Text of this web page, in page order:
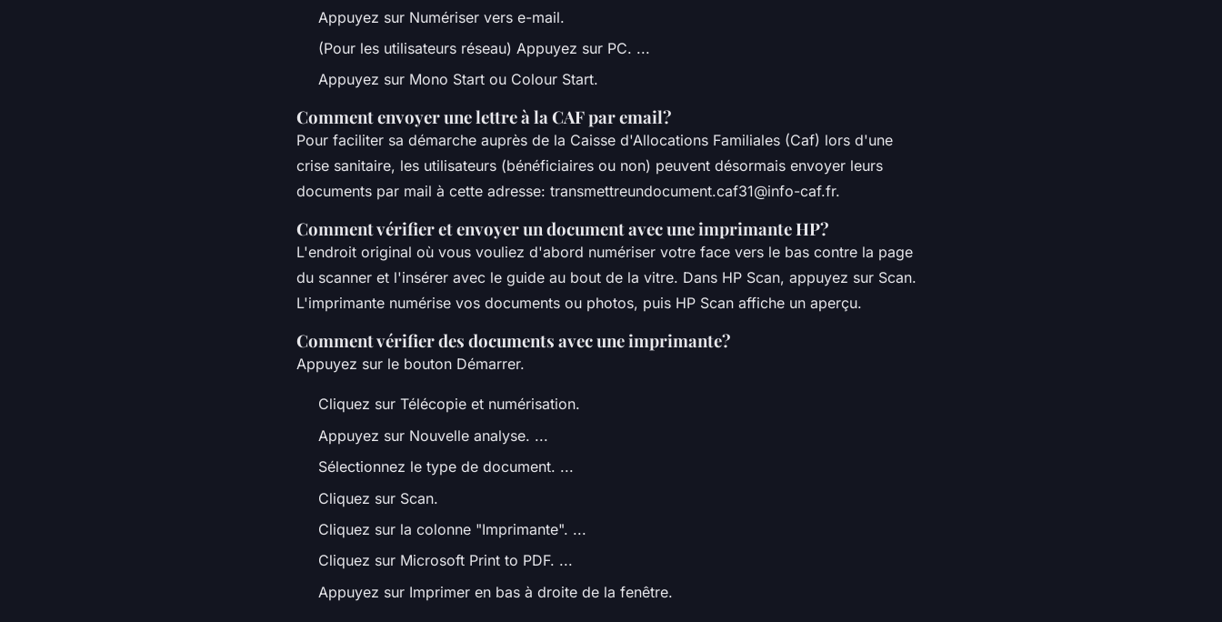
Appuyez sur Numériser vers e-mail.
(Pour les utilisateurs réseau) Appuyez sur PC. ...
Appuyez sur Mono Start ou Colour Start.
Comment envoyer une lettre à la CAF par email?
Pour faciliter sa démarche auprès de la Caisse d'Allocations Familiales (Caf) lors d'une
crise sanitaire, les utilisateurs (bénéficiaires ou non) peuvent désormais envoyer leurs
documents par mail à cette adresse: transmettreundocument.caf31@info-caf.fr.
Comment vérifier et envoyer un document avec une imprimante HP?
L'endroit original où vous vouliez d'abord numériser votre face vers le bas contre la page
du scanner et l'insérer avec le guide au bout de la vitre. Dans HP Scan, appuyez sur Scan.
L'imprimante numérise vos documents ou photos, puis HP Scan affiche un aperçu.
Comment vérifier des documents avec une imprimante?
Appuyez sur le bouton Démarrer.
Cliquez sur Télécopie et numérisation.
Appuyez sur Nouvelle analyse. ...
Sélectionnez le type de document. ...
Cliquez sur Scan.
Cliquez sur la colonne "Imprimante". ...
Cliquez sur Microsoft Print to PDF. ...
Appuyez sur Imprimer en bas à droite de la fenêtre.